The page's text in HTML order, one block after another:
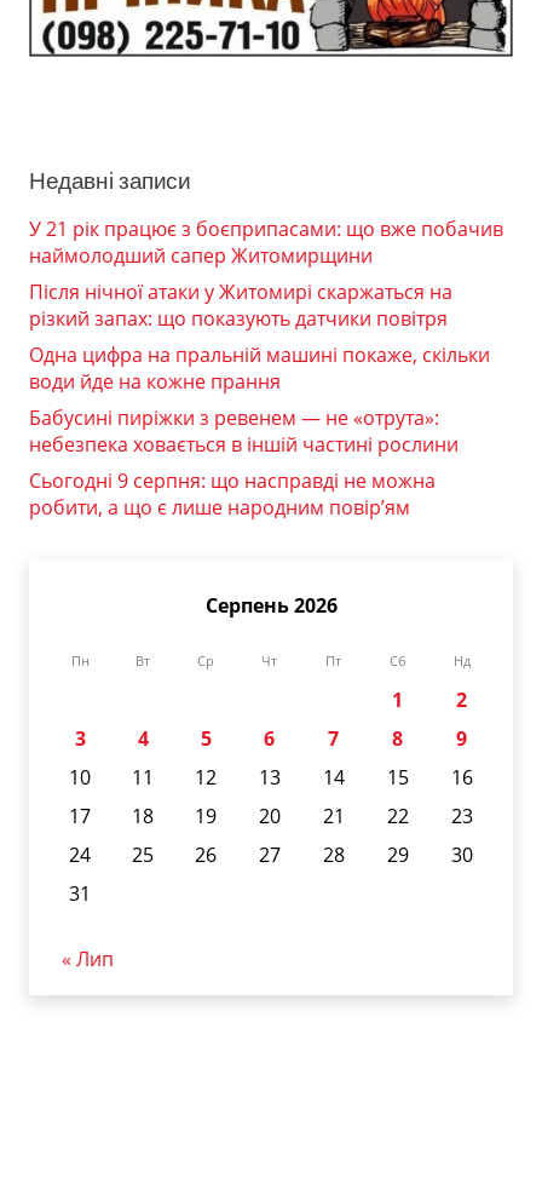
Недавні записи
У 21 рік працює з боєприпасами: що вже побачив
наймолодший сапер Житомирщини
Після нічної атаки у Житомирі скаржаться на
різкий запах: що показують датчики повітря
Одна цифра на пральній машині покаже, скільки
води йде на кожне прання
Бабусині пиріжки з ревенем — не «отрута»:
небезпека ховається в іншій частині рослини
Сьогодні 9 серпня: що насправді не можна
робити, а що є лише народним повір’ям
Серпень 2026
Пн Вт Ср Чт Пт Сб Нд
1
2
3
4 5 6 7 8
9
10
11 12 13 14 15
16
17
18 19 20 21 22
23
24
25 26 27 28 29
30
31
« Лип